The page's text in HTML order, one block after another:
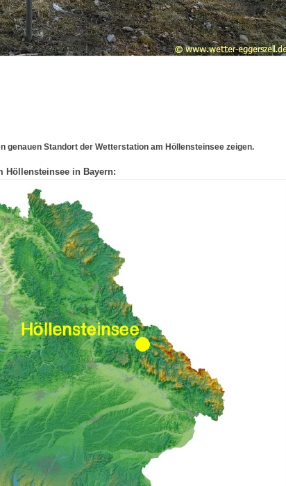
genauen Standort der Wetterstation am Höllensteinsee zeigen.
Höllensteinsee in Bayern: